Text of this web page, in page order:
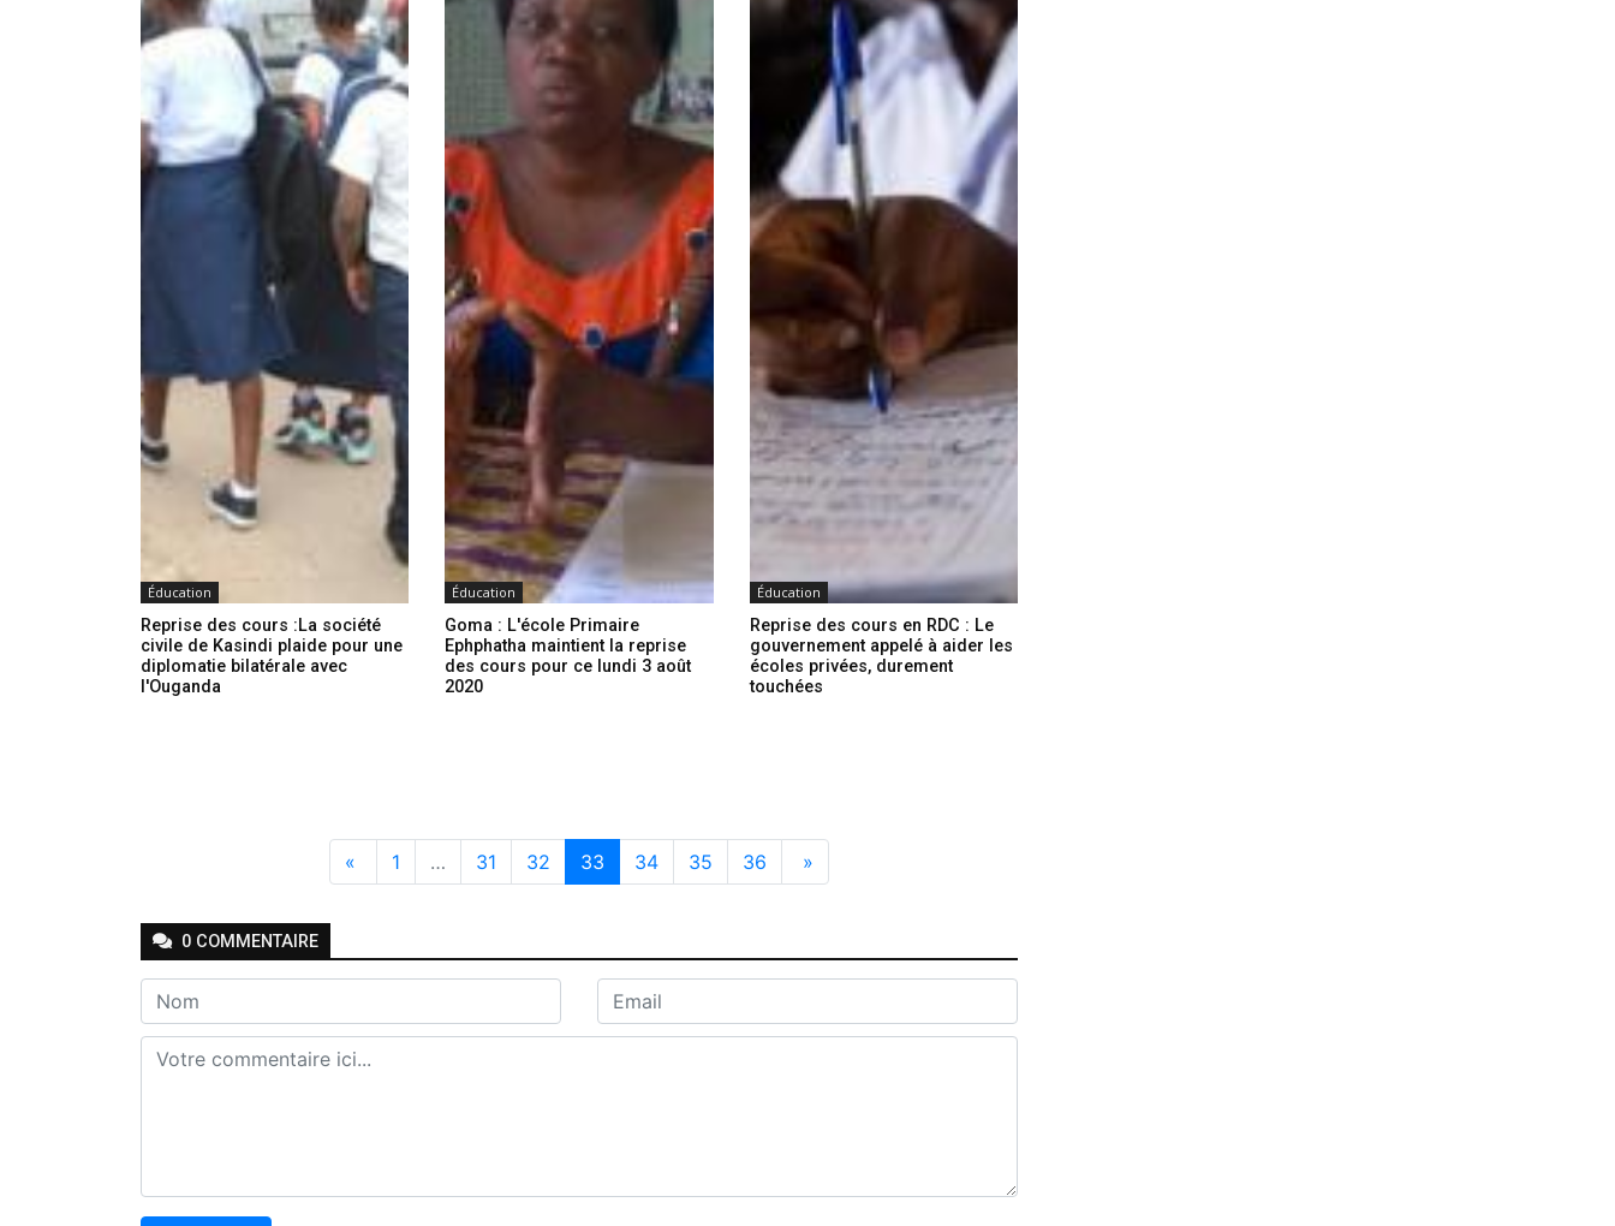
Éducation
Reprise des cours :La société
civile de Kasindi plaide pour une
diplomatie bilatérale avec
l'Ouganda
Éducation
Goma : L'école Primaire
Ephphatha maintient la reprise
des cours pour ce lundi 3 août
2020
Éducation
Reprise des cours en RDC : Le
gouvernement appelé à aider les
écoles privées, durement
touchées
« 1 … 31 32 33 34 35 36 »
0 COMMENTAIRE